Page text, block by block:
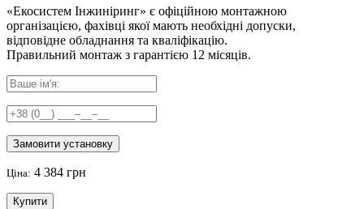
«Екосистем Інжиніринг» є офіційною монтажною
організацією, фахівці якої мають необхідні допуски,
відповідне обладнання та кваліфікацію.
Правильний монтаж з гарантією 12 місяців.
Замовити установку
Ціна: 4 384 грн
Купити